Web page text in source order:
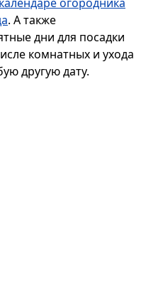
. А также
дни для посадки
комнатных и ухода
другую дату.